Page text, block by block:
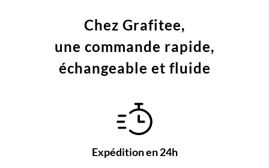
Chez Grafitee,
une commande rapide,
échangeable et fluide
Expédition en 24h